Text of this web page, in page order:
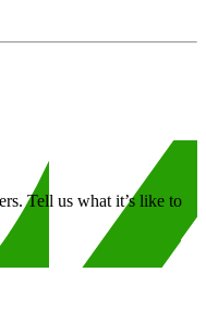
Tell us what it’s like to